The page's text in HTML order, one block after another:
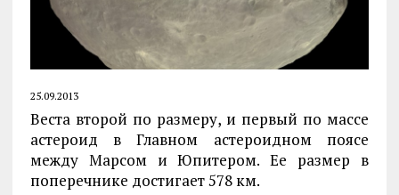
25.09.2013
Веста второй по размеру, и первый по массе
астероид в Главном астероидном поясе
между Марсом и Юпитером. Ее размер в
поперечнике достигает 578 км.